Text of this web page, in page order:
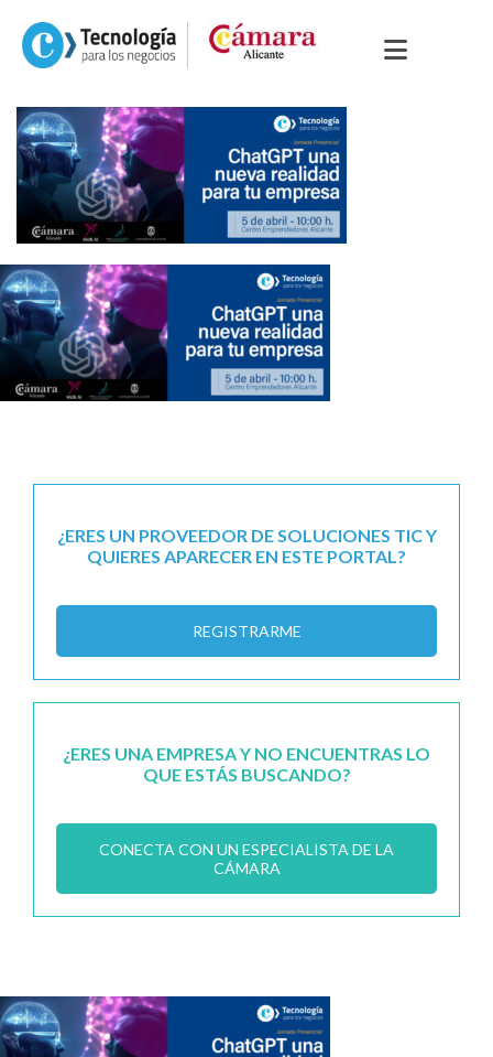
¿ERES UN PROVEEDOR DE SOLUCIONES TIC Y
QUIERES APARECER EN ESTE PORTAL?
REGISTRARME
¿ERES UNA EMPRESA Y NO ENCUENTRAS LO
QUE ESTÁS BUSCANDO?
CONECTA CON UN ESPECIALISTA DE LA
CÁMARA